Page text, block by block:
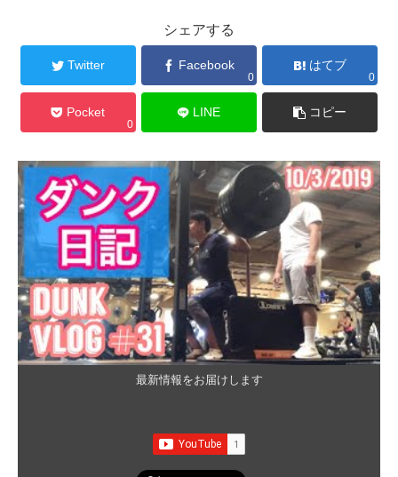
シェアする
Twitter Facebook
0
はてブ
0
Pocket
0
LINE コピー
最新情報をお届けします